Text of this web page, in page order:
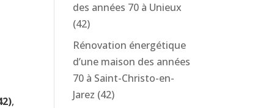
,
des années 70 à Unieux
(42)
Rénovation énergétique
d’une maison des années
70 à Saint-Christo-en-
Jarez (42)